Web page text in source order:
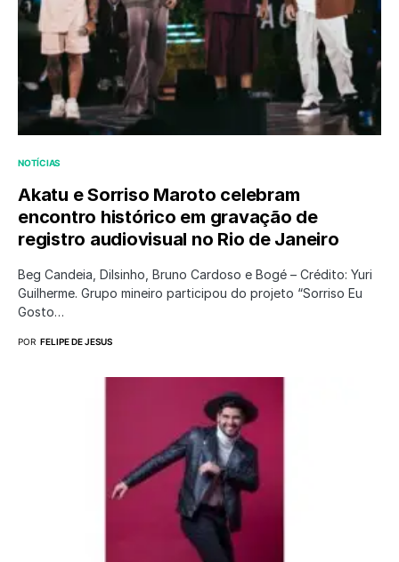
NOTÍCIAS
Akatu e Sorriso Maroto celebram
encontro histórico em gravação de
registro audiovisual no Rio de Janeiro
Beg Candeia, Dilsinho, Bruno Cardoso e Bogé – Crédito: Yuri
Guilherme. Grupo mineiro participou do projeto “Sorriso Eu
Gosto…
POR FELIPE DE JESUS